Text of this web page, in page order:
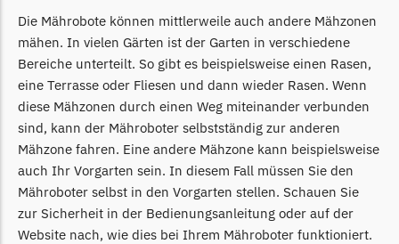
Die Mährobote können mittlerweile auch andere Mähzonen
mähen. In vielen Gärten ist der Garten in verschiedene
Bereiche unterteilt. So gibt es beispielsweise einen Rasen,
eine Terrasse oder Fliesen und dann wieder Rasen. Wenn
diese Mähzonen durch einen Weg miteinander verbunden
sind, kann der Mähroboter selbstständig zur anderen
Mähzone fahren. Eine andere Mähzone kann beispielsweise
auch Ihr Vorgarten sein. In diesem Fall müssen Sie den
Mähroboter selbst in den Vorgarten stellen. Schauen Sie
zur Sicherheit in der Bedienungsanleitung oder auf der
Website nach, wie dies bei Ihrem Mähroboter funktioniert.